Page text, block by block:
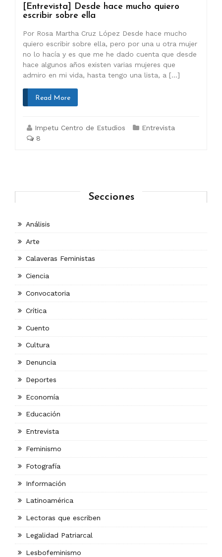
[Entrevista] Desde hace mucho quiero
escribir sobre ella
Por Rosa Martha Cruz López Desde hace mucho
quiero escribir sobre ella, pero por una u otra mujer
no lo hacía y es que me he dado cuenta que desde
hace algunos años existen varias mujeres que
admiro en mi vida, hasta tengo una lista, a […]
Read More
Impetu Centro de Estudios
Entrevista
8
Secciones
Análisis
Arte
Calaveras Feministas
Ciencia
Convocatoria
Crítica
Cuento
Cultura
Denuncia
Deportes
Economía
Educación
Entrevista
Feminismo
Fotografía
Información
Latinoamérica
Lectoras que escriben
Legalidad Patriarcal
Lesbofeminismo